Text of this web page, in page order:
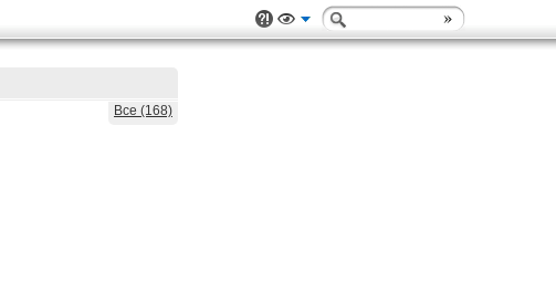
Все (168)